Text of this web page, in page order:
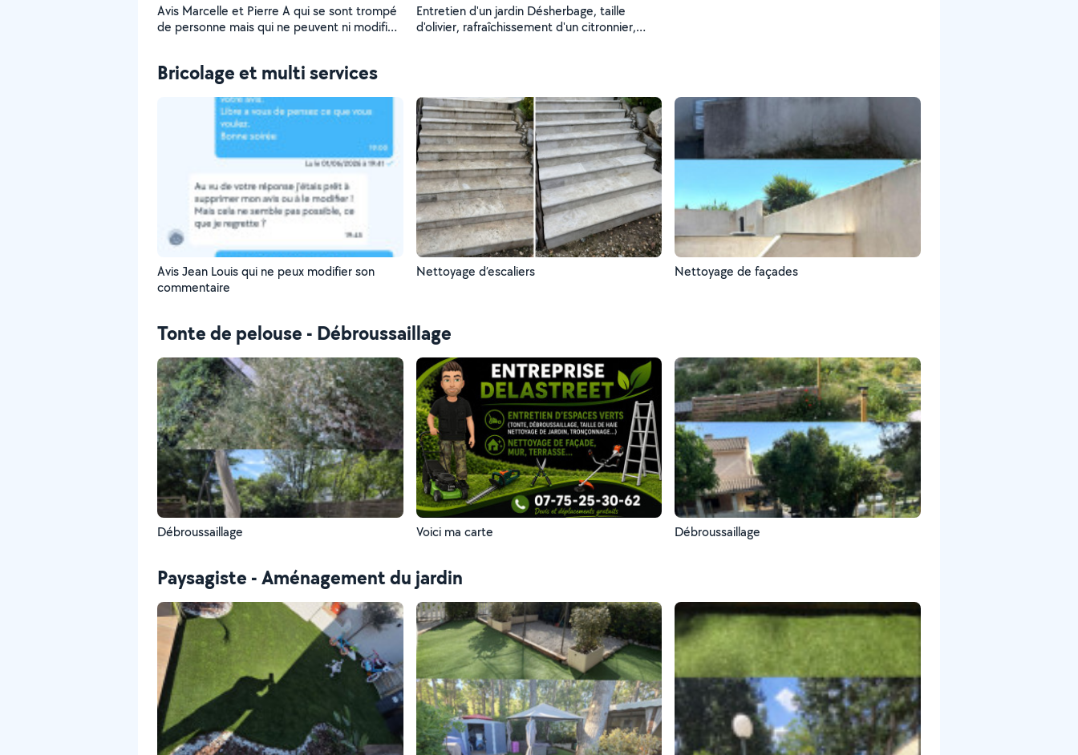
Avis Marcelle et Pierre A qui se sont trompé
de personne mais qui ne peuvent ni modifier
Entretien d'un jardin Désherbage, taille
d'olivier, rafraîchissement d'un citronnier,
Bricolage et multi services
Avis Jean Louis qui ne peux modifier son
commentaire
Nettoyage d’escaliers Nettoyage de façades
Tonte de pelouse - Débroussaillage
Débroussaillage Voici ma carte Débroussaillage
Paysagiste - Aménagement du jardin